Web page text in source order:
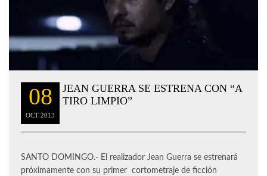
08
OCT 2013
JEAN GUERRA SE ESTRENA CON “A
TIRO LIMPIO”
SANTO DOMINGO.- El realizador Jean Guerra se estrenará
próximamente con su primer cortometraje de ficción